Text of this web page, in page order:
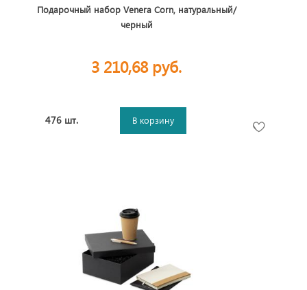
Подарочный набор Venera Corn, натуральный/
черный
3 210,68 руб.
476 шт. В корзину